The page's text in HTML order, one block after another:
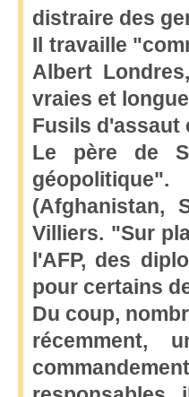
distraire des
Il travaille
Albert
vraies et
Fusils d'assaut
Le père de
(Afghanistan,
Villiers. "Sur
l'AFP, des
pour certains
Du coup,
récemment,